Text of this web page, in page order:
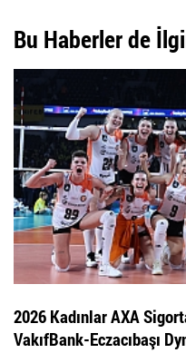
Bu Haberler de
2026 Kadınlar AXA
VakıfBank-Eczacıbaşı